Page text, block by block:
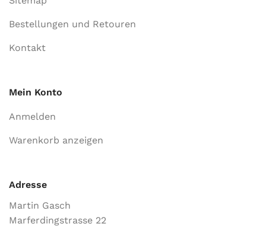
Bestellungen und Retouren
Kontakt
Mein Konto
Anmelden
Warenkorb anzeigen
Adresse
Martin Gasch
Marferdingstrasse 22